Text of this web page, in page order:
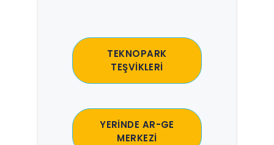
TEKNOPARK
TEŞVİKLERİ
YERİNDE AR-GE
MERKEZİ